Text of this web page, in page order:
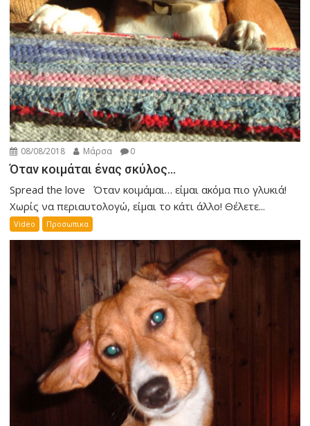
08/08/2018 Μάρσα 0
Όταν κοιμάται ένας σκύλος…
Spread the love Όταν κοιμάμαι… είμαι ακόμα πιο γλυκιά!
Χωρίς να περιαυτολογώ, είμαι το κάτι άλλο! Θέλετε...
Video Προσωπικα